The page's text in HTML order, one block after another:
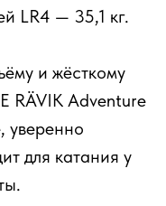
LR4 — 35,1 кг.
и жёсткому
RÄVIK Adventure
уверенно
для катания у